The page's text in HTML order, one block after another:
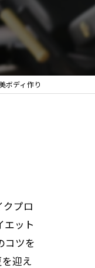
ボディ作り
プロ
エット
コツを
迎え